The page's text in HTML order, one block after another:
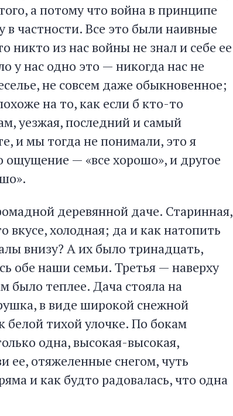
а потому что война в принципе
в частности. Все это были наивные
никто из нас войны не знал и себе ее
у нас одно это — никогда нас не
не совсем даже обыкновенное;
на то, как если б кто-то
уезжая, последний и самый
и мы тогда не понимали, это я
ощущение — «все хорошо», и другое
деревянной даче. Старинная,
вкусе, холодная; да и как натопить
внизу? А их было тринадцать,
обе наши семьи. Третья — наверху
теплее. Дача стояла на
в виде широкой снежной
белой тихой улочке. По бокам
одна, высокая-высокая,
ее, отяжеленные снегом, чуть
и как будто радовалась, что одна